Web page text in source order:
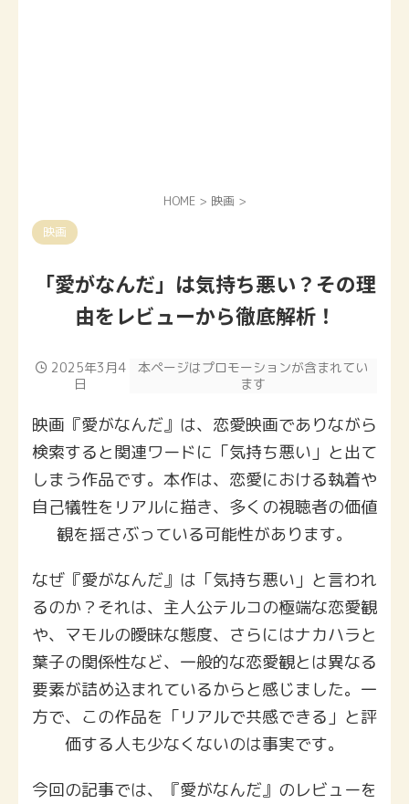
HOME > 映画 >
映画
「愛がなんだ」は気持ち悪い？その理
由をレビューから徹底解析！
2025年3月4
日
本ページはプロモーションが含まれてい
ます
映画『愛がなんだ』は、恋愛映画でありながら
検索すると関連ワードに「気持ち悪い」と出て
しまう作品です。本作は、恋愛における執着や
自己犠牲をリアルに描き、多くの視聴者の価値
観を揺さぶっている可能性があります。
なぜ『愛がなんだ』は「気持ち悪い」と言われ
るのか？それは、主人公テルコの極端な恋愛観
や、マモルの曖昧な態度、さらにはナカハラと
葉子の関係性など、一般的な恋愛観とは異なる
要素が詰め込まれているからと感じました。一
方で、この作品を「リアルで共感できる」と評
価する人も少なくないのは事実です。
今回の記事では、『愛がなんだ』のレビューを